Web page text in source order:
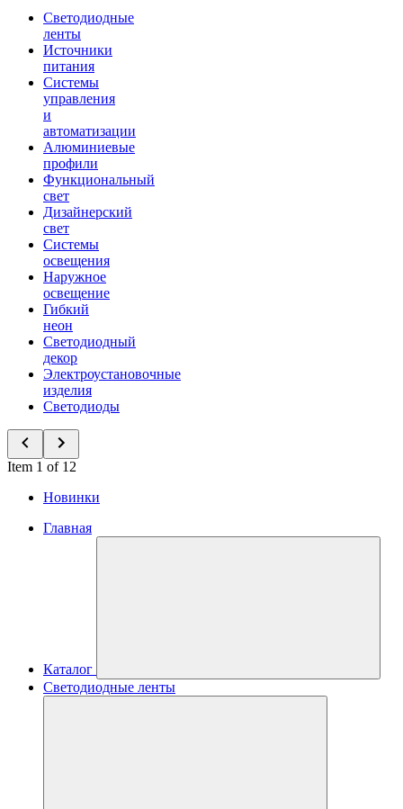
Светодиодные
ленты
Источники
питания
Системы
управления
и
автоматизации
Алюминиевые
профили
Функциональный
свет
Дизайнерский
свет
Системы
освещения
Наружное
освещение
Гибкий
неон
Светодиодный
декор
Электроустановочные
изделия
Светодиоды
Item 1 of 12
Новинки
Главная
Каталог
Светодиодные ленты